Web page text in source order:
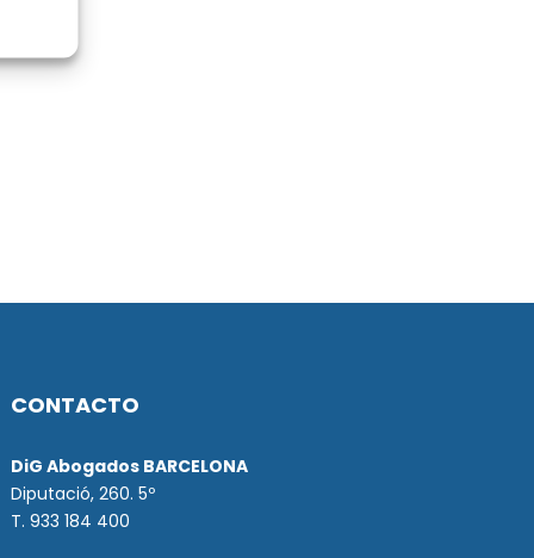
CONTACTO
DiG Abogados BARCELONA
Diputació, 260. 5º
T. 933 184 400